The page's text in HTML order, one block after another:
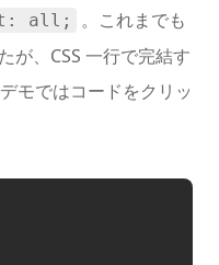
all;
。これまでも
が、CSS 一行で完結す
モではコードをクリッ